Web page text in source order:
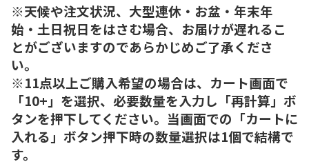
※天候や注文状況、大型連休・お盆・年末年
始・土日祝日をはさむ場合、お届けが遅れるこ
とがございますのであらかじめご了承くださ
い。
※11点以上ご購入希望の場合は、カート画面で
「10+」を選択、必要数量を入力し「再計算」ボ
タンを押下してください。当画面での「カートに
入れる」ボタン押下時の数量選択は1個で結構で
す。